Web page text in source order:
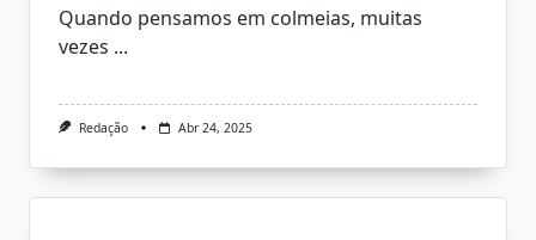
Quando pensamos em colmeias, muitas
vezes ...
Redação Abr 24, 2025